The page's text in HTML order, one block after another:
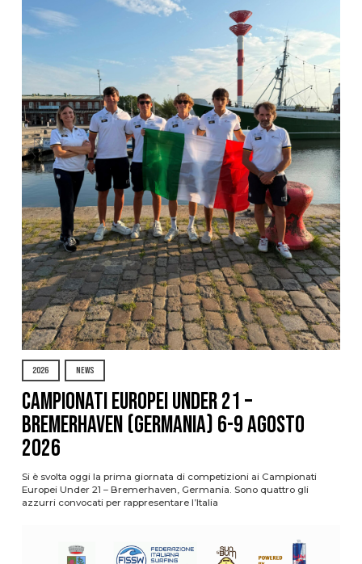
2026 NEWS
Campionati Europei Under 21 –
Bremerhaven (Germania) 6-9 agosto
2026
Si è svolta oggi la prima giornata di competizioni ai Campionati
Europei Under 21 – Bremerhaven, Germania. Sono quattro gli
azzurri convocati per rappresentare l’Italia